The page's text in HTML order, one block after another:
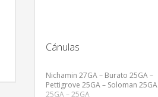
Cánulas
Nichamin 27GA – Burato 25GA –
Pettigrove 25GA – Soloman
25GA – 25GA